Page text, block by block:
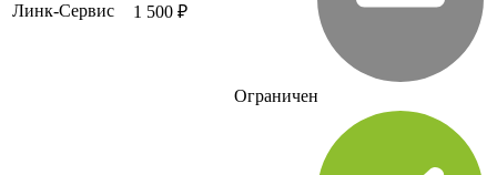
Линк-Сервис 1 500 ₽
Ограничен